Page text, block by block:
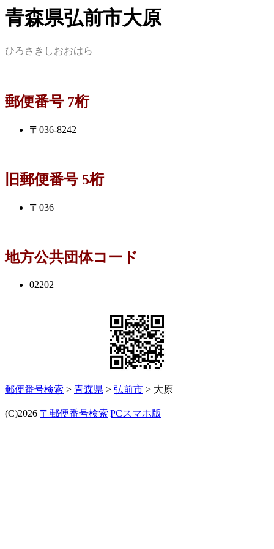
青森県弘前市大原
ひろさきしおおはら
郵便番号 7桁
〒036-8242
旧郵便番号 5桁
〒036
地方公共団体コード
02202
郵便番号検索 > 青森県 > 弘前市 > 大原
(C)2026 〒郵便番号検索|PCスマホ版